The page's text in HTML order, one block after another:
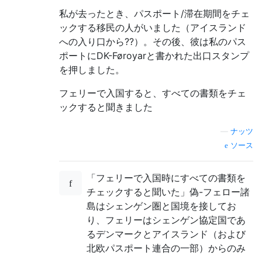
私が去ったとき、パスポート/滞在期間をチェ
ックする移民の人がいました（アイスランド
への入り口から??）。その後、彼は私のパス
ポートにDK-Føroyarと書かれた出口スタンプ
を押しました。
フェリーで入国すると、すべての書類をチェ
ックすると聞きました
ナッツ
ソース
「フェリーで入国時にすべての書類を
チェックすると聞いた」偽-フェロー諸
島はシェンゲン圏と国境を接してお
り、フェリーはシェンゲン協定国であ
るデンマークとアイスランド（および
北欧パスポート連合の一部）からのみ